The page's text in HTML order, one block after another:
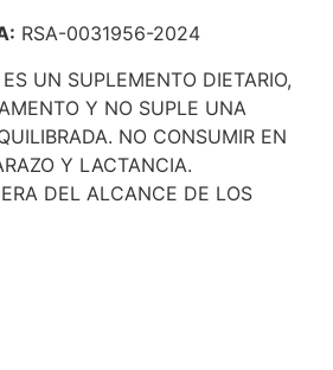
RSA-0031956-2024
UN SUPLEMENTO DIETARIO,
Y NO SUPLE UNA
NO CONSUMIR EN
Y LACTANCIA.
DEL ALCANCE DE LOS